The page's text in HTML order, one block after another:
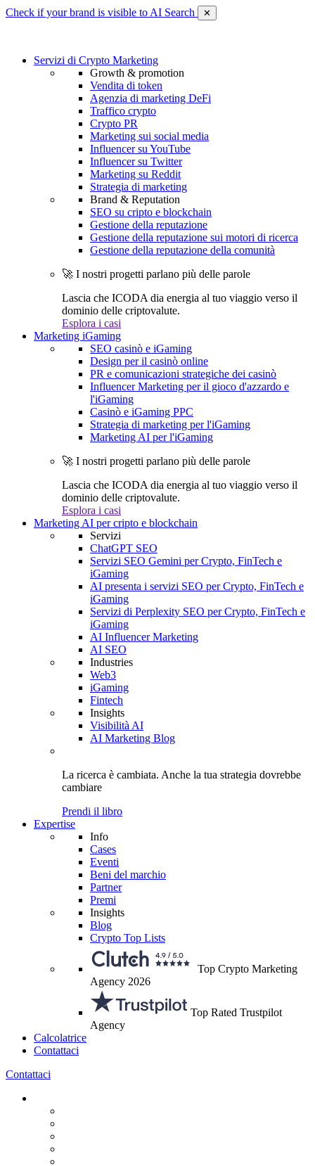
Check if your brand is visible to AI Search ✕
Servizi di Crypto Marketing
Growth & promotion
Vendita di token
Agenzia di marketing DeFi
Traffico crypto
Crypto PR
Marketing sui social media
Influencer su YouTube
Influencer su Twitter
Marketing su Reddit
Strategia di marketing
Brand & Reputation
SEO su cripto e blockchain
Gestione della reputazione
Gestione della reputazione sui motori di ricerca
Gestione della reputazione della comunità
🚀 I nostri progetti parlano più delle parole
Lascia che ICODA dia energia al tuo viaggio verso il
dominio delle criptovalute.
Esplora i casi
Marketing iGaming
SEO casinò e iGaming
Design per il casinò online
PR e comunicazioni strategiche dei casinò
Influencer Marketing per il gioco d'azzardo e
l'iGaming
Casinò e iGaming PPC
Strategia di marketing per l'iGaming
Marketing AI per l'iGaming
🚀 I nostri progetti parlano più delle parole
Lascia che ICODA dia energia al tuo viaggio verso il
dominio delle criptovalute.
Esplora i casi
Marketing AI per cripto e blockchain
Servizi
ChatGPT SEO
Servizi SEO Gemini per Crypto, FinTech e
iGaming
AI presenta i servizi SEO per Crypto, FinTech e
iGaming
Servizi di Perplexity SEO per Crypto, FinTech e
iGaming
AI Influencer Marketing
AI SEO
Industries
Web3
iGaming
Fintech
Insights
Visibilità AI
AI Marketing Blog
La ricerca è cambiata. Anche la tua strategia dovrebbe
cambiare
Prendi il libro
Expertise
Info
Cases
Eventi
Beni del marchio
Partner
Premi
Insights
Blog
Crypto Top Lists
Top Crypto Marketing
Agency 2026
Top Rated Trustpilot
Agency
Calcolatrice
Contattaci
Contattaci